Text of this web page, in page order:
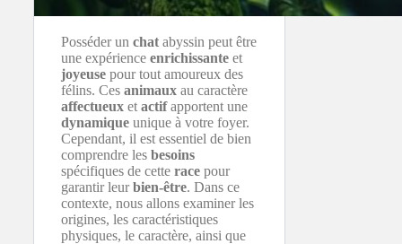
Posséder un chat abyssin peut être
une expérience enrichissante et
joyeuse pour tout amoureux des
félins. Ces animaux au caractère
affectueux et actifapportent une
dynamique unique à votre foyer.
Cependant, il est essentiel de bien
comprendre les besoins
spécifiques de cette race pour
garantir leurbien-être. Dans ce
contexte, nous allons examiner les
origines, les caractéristiques
physiques, le caractère, ainsi que